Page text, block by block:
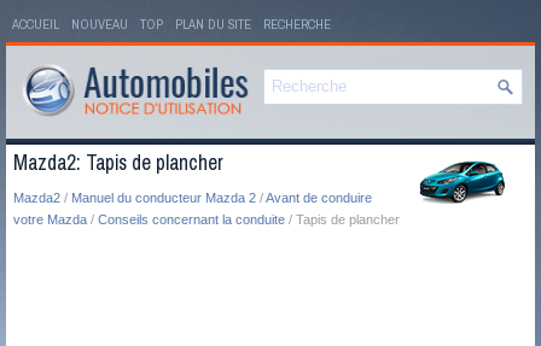
ACCUEIL NOUVEAU TOP PLAN DU SITE RECHERCHE
Mazda2: Tapis de plancher
Mazda2 / Manuel du conducteur Mazda 2 /Avant de conduire
votre Mazda / Conseils concernant la conduite / Tapis de plancher